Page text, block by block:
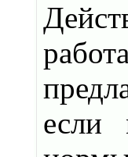
если